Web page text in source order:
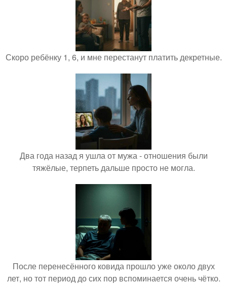
Скоро ребёнку 1, 6, и мне перестанут платить декретные.
Два года назад я ушла от мужа - отношения были
тяжёлые, терпеть дальше просто не могла.
После перенесённого ковида прошло уже около двух
лет, но тот период до сих пор вспоминается очень чётко.